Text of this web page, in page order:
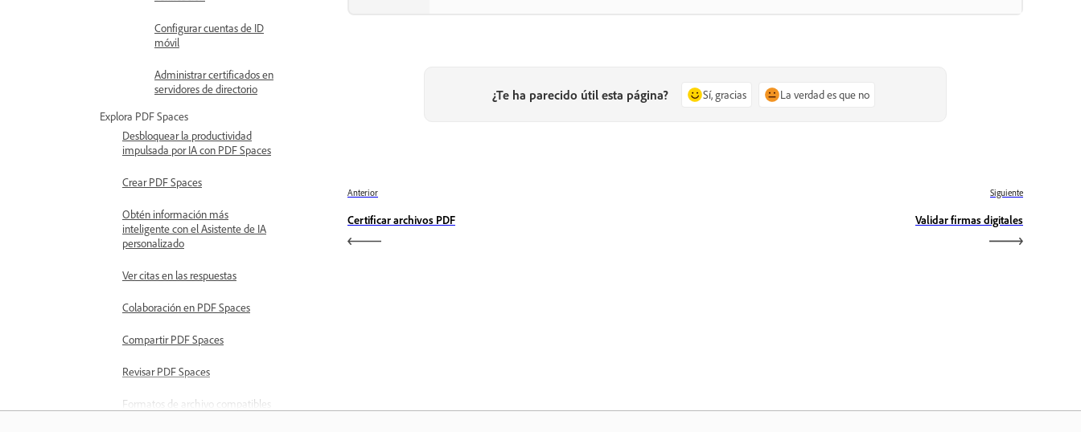
Configurar cuentas de ID
móvil
Administrar certificados en
servidores de directorio
Explora PDF Spaces
Desbloquear la productividad
impulsada por IA con PDF Spaces
Crear PDF Spaces
Obtén información más
inteligente con el Asistente de IA
personalizado
Ver citas en las respuestas
Colaboración en PDF Spaces
Compartir PDF Spaces
Revisar PDF Spaces
Formatos de archivo compatibles
¿Te ha parecido útil esta página? Sí, gracias La verdad es que no
Anterior
Certificar archivos PDF
Siguiente
Validar firmas digitales